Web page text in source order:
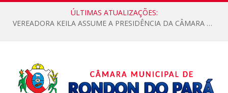
ÚLTIMAS ATUALIZAÇÕES:
VEREADORA KEILA ASSUME A PRESIDÊNCIA DA CÂMARA MUNICIPAL.